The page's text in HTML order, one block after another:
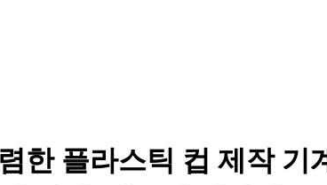
한 플라스틱 컵 제작 기